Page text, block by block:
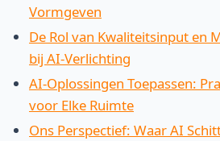
Vormgeven
De Rol van Kwaliteitsinput en
bij AI-Verlichting
AI-Oplossingen Toepassen:
voor Elke Ruimte
Ons Perspectief: Waar AI